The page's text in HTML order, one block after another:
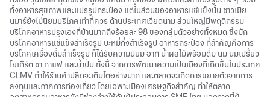
ทั้งอาหารสุขภาพและแปรรูปกระป๋อง แต่ในส่วนของอาหารแช่แข็งนั้น ชาวเมีย
นมาร์ยังไม่นิยมบริโภคเท่าที่ควร ด้านประเทศเวียดนาม ส่วนใหญ่มีพฤติกรรม
บริโภคอาหารปรุงเองที่บ้านมากถึงร้อยละ 98 ของกลุ่มตัวอย่างทั้งหมด ซึ่งมัก
บริโภคอาหารแช่แข็งสำเร็จรูป บะหมี่กึ่งสำเร็จรูป อาหารกระป๋อง ที่สำคัญคือการ
บริโภคเครื่องดื่มสำเร็จรูป ก็ได้รับความนิยม อาทิ น้ำผลไม้พร้อมดื่ม นม นมเปรี้ยว
โยเกิร์ต ชา กาแฟ และน้ำปั่น ทั้งนี้ จากการพัฒนาความเป็นเมืองที่เกิดขึ้นในประเทศ
CLMV ทำให้ร้านค้าปลีกจะเติบโตอย่างมาก และตลาดจะเกิดการขยายตัวจากการ
ลงทุนและภาคการท่องเที่ยว โดยเฉพาะเมืองเศรษฐกิจสำคัญ ทำให้ตลาด